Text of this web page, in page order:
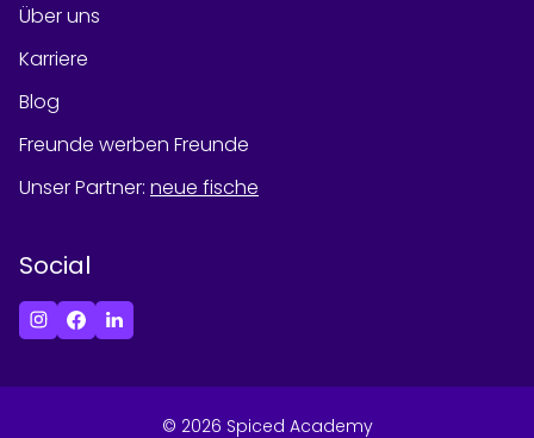
Über uns
Karriere
Blog
Freunde werben Freunde
Unser Partner: neue fische
Social
© 2026 Spiced Academy